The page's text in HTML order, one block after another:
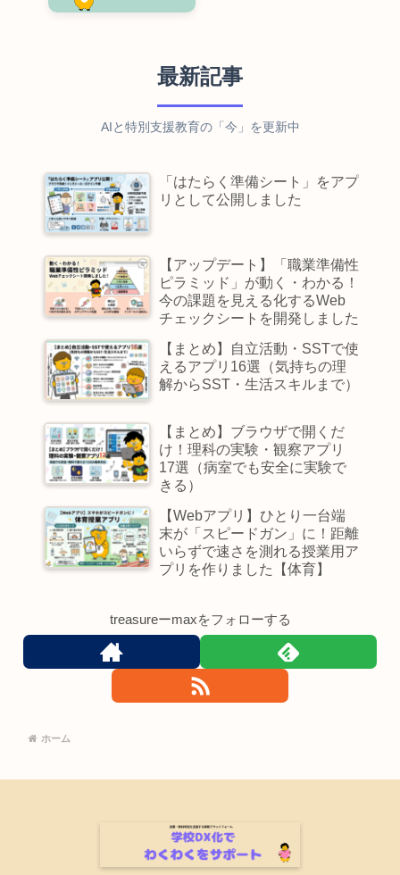
最新記事
AIと特別支援教育の「今」を更新中
「はたらく準備シート」をアプ
リとして公開しました
【アップデート】「職業準備性
ピラミッド」が動く・わかる！
今の課題を見える化するWeb
チェックシートを開発しました
【まとめ】自立活動・SSTで使
えるアプリ16選（気持ちの理
解からSST・生活スキルまで）
【まとめ】ブラウザで開くだ
け！理科の実験・観察アプリ
17選（病室でも安全に実験で
きる）
【Webアプリ】ひとり一台端
末が「スピードガン」に！距離
いらずで速さを測れる授業用ア
プリを作りました【体育】
treasureーmaxをフォローする
ホーム